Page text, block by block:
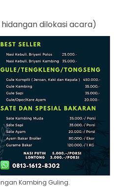
dilokasi acara)
Kambing Guling.